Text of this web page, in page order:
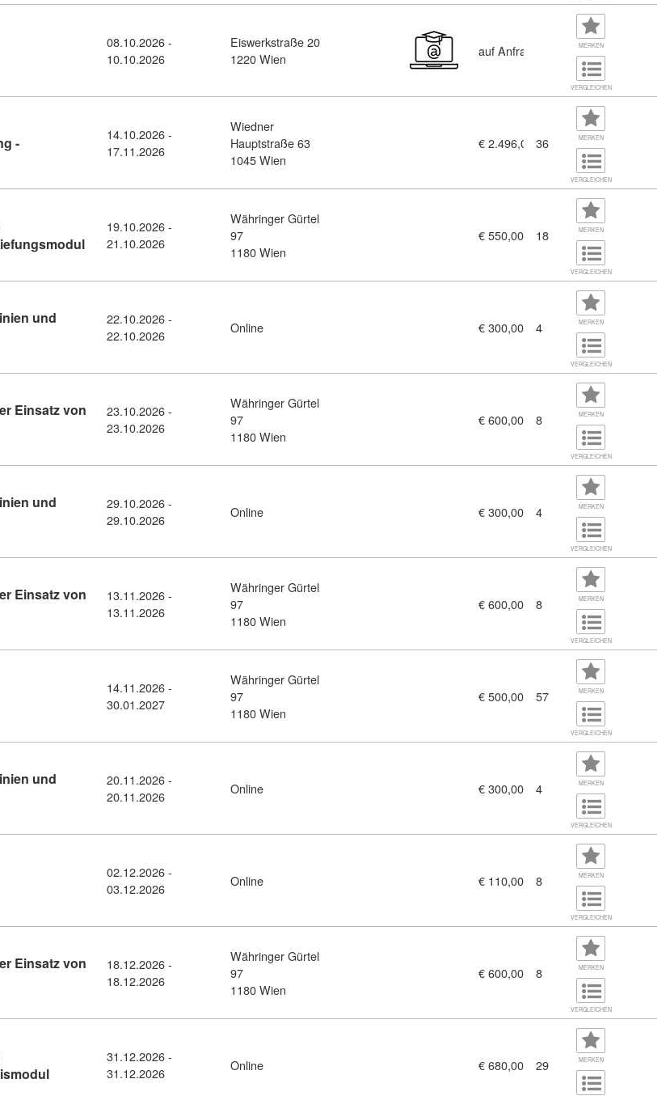
III (10515975)
08.10.2026 -
10.10.2026
Eiswerkstraße 20
1220 Wien
auf Anfrage MERKEN
VERGLEICHEN
-Kursdetail: Certified Turnaround Expert Lehrgang - (8431414)
14.10.2026 -
17.11.2026
Wiedner
Hauptstraße 63
1045 Wien
€ 2.496,00 36 MERKEN
VERGLEICHEN
Kursdetail: Grundlagen des gewerberechtlichen Betriebsanlagenmanagements - Vertiefungsmodul
19.10.2026 -
21.10.2026
Währinger Gürtel
97
1180 Wien
€ 550,00 18 MERKEN
VERGLEICHEN
und
kompakt- Grundlagen, Leitlinien und Überblick zum EU AI Act (11380618)
22.10.2026 -
22.10.2026
Online € 300,00 4 MERKEN
VERGLEICHEN
Einsatz von
in der Praxis: Rechtssicherer Einsatz von KI nach dem EU AI Act (11379687)
23.10.2026 -
23.10.2026
Währinger Gürtel
97
1180 Wien
€ 600,00 8 MERKEN
VERGLEICHEN
und
kompakt- Grundlagen, Leitlinien und Überblick zum EU AI Act (11380629)
29.10.2026 -
29.10.2026
Online € 300,00 4 MERKEN
VERGLEICHEN
Einsatz von
in der Praxis: Rechtssicherer Einsatz von KI nach dem EU AI Act (11379703)
13.11.2026 -
13.11.2026
Währinger Gürtel
97
1180 Wien
€ 600,00 8 MERKEN
VERGLEICHEN
Wirtschaftsrecht (11379415)
14.11.2026 -
30.01.2027
Währinger Gürtel
97
1180 Wien
€ 500,00 57 MERKEN
VERGLEICHEN
und
kompakt- Grundlagen, Leitlinien und Überblick zum EU AI Act (11380752)
20.11.2026 -
20.11.2026
Online € 300,00 4 MERKEN
VERGLEICHEN
Prüfung Modul Wirtschaftsrecht (11381288)
02.12.2026 -
03.12.2026
Online € 110,00 8 MERKEN
VERGLEICHEN
Einsatz von
in der Praxis: Rechtssicherer Einsatz von KI nach dem EU AI Act (11379698)
18.12.2026 -
18.12.2026
Währinger Gürtel
97
1180 Wien
€ 600,00 8 MERKEN
VERGLEICHEN
Kursdetail: Grundlagen des gewerberechtlichen Betriebsanlagenmanagements - Basismodul (11380490)
31.12.2026 -
31.12.2026
Online € 680,00 29 MERKEN